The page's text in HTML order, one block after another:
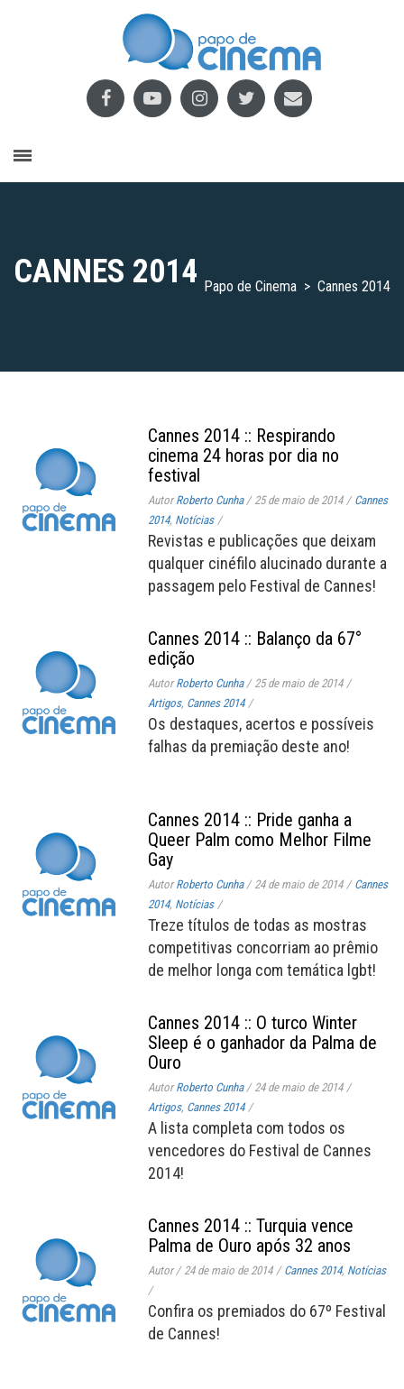
CANNES 2014 Papo de Cinema > Cannes 2014
Cannes 2014 :: Respirando
cinema 24 horas por dia no
festival
AutorRoberto Cunha / 25 de maio de 2014 / Cannes
2014, Notícias /
Revistas e publicações que deixam
qualquer cinéfilo alucinado durante a
passagem pelo Festival de Cannes!
Cannes 2014 :: Balanço da 67°
edição
AutorRoberto Cunha / 25 de maio de 2014 /
Artigos, Cannes 2014 /
Os destaques, acertos e possíveis
falhas da premiação deste ano!
Cannes 2014 :: Pride ganha a
Queer Palm como Melhor Filme
Gay
AutorRoberto Cunha / 24 de maio de 2014 / Cannes
2014, Notícias /
Treze títulos de todas as mostras
competitivas concorriam ao prêmio
de melhor longa com temática lgbt!
Cannes 2014 :: O turco Winter
Sleep é o ganhador da Palma de
Ouro
AutorRoberto Cunha / 24 de maio de 2014 /
Artigos, Cannes 2014 /
A lista completa com todos os
vencedores do Festival de Cannes
2014!
Cannes 2014 :: Turquia vence
Palma de Ouro após 32 anos
Autor/ 24 de maio de 2014 / Cannes 2014, Notícias
/
Confira os premiados do 67º Festival
de Cannes!